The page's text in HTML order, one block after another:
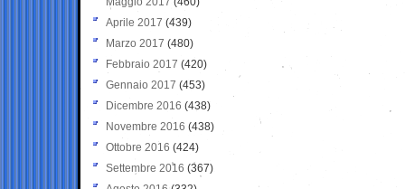
Aprile 2017 (439)
Marzo 2017 (480)
Febbraio 2017 (420)
Gennaio 2017 (453)
Dicembre 2016 (438)
Novembre 2016 (438)
Ottobre 2016 (424)
Settembre 2016 (367)